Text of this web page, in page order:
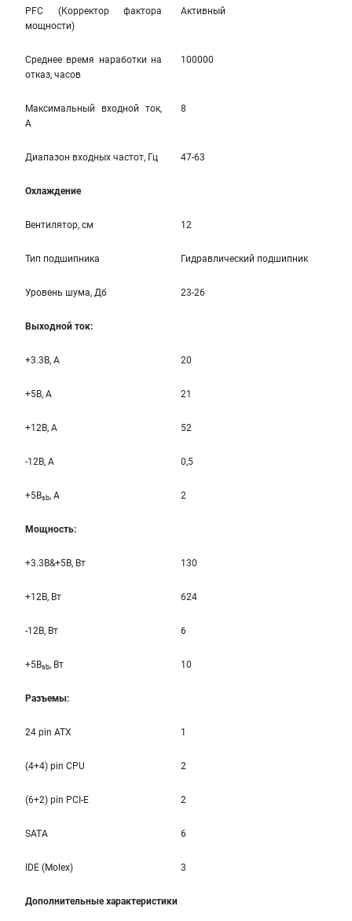
PFC (Корректор фактора
мощности)
Активный
Среднее время наработки на
отказ, часов
100000
Максимальный входной ток,
А
8
Диапазон входных частот, Гц 47-63
Охлаждение
Вентилятор, см 12
Тип подшипника Гидравлический подшипник
Уровень шума, Дб 23-26
Выходной ток:
+3.3B, А 20
+5B, А 21
+12B, A 52
-12B, A 0,5
+5Bsb, A 2
Мощность:
+3.3B&+5B, Вт 130
+12B, Вт 624
-12B, Вт 6
+5Bsb, Вт 10
Разъемы:
24 pin ATX 1
(4+4) pin CPU 2
(6+2) pin PCI-E 2
SATA 6
IDE (Molex) 3
Дополнительные характеристики